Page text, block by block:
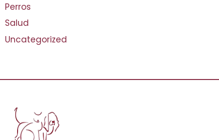
Perros
Salud
Uncategorized